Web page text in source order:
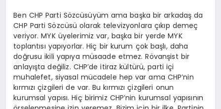
Ben CHP Parti Sözcüsüyüm ama başka bir arkadaş da
CHP Parti Sözcüsü olarak televizyonlara çıkıp demeç
veriyor. MYK üyelerimiz var, başka bir yerde MYK
toplantısı yapıyorlar. Hiç bir kurum çok başlı, daha
doğrusu ikili yapıya müsaade etmez. Rövanşist bir
anlayışta değiliz. CHP’de itiraz kültürü, parti içi
muhalefet, siyasal mücadele hep var ama CHP’nin
kırmızı çizgileri de var. Bu kırmızı çizgileri onun
kurumsal yapısı. Hiç birimiz CHP’nin kurumsal yapısının